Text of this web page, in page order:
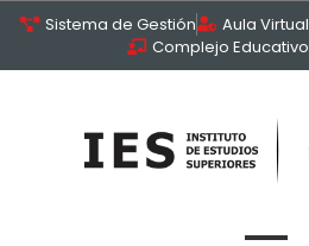
Sistema de Gestión Aula Virtual
Complejo Educativo